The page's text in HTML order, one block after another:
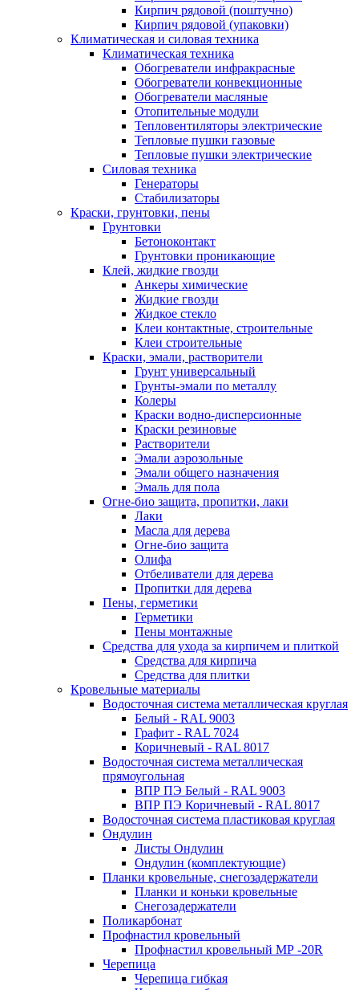
Кирпич рядовой (поштучно)
Кирпич рядовой (упаковки)
Климатическая и силовая техника
Климатическая техника
Обогреватели инфракрасные
Обогреватели конвекционные
Обогреватели масляные
Отопительные модули
Тепловентиляторы электрические
Тепловые пушки газовые
Тепловые пушки электрические
Силовая техника
Генераторы
Стабилизаторы
Краски, грунтовки, пены
Грунтовки
Бетоноконтакт
Грунтовки проникающие
Клей, жидкие гвозди
Анкеры химические
Жидкие гвозди
Жидкое стекло
Клеи контактные, строительные
Клеи строительные
Краски, эмали, растворители
Грунт универсальный
Грунты-эмали по металлу
Колеры
Краски водно-дисперсионные
Краски резиновые
Растворители
Эмали аэрозольные
Эмали общего назначения
Эмаль для пола
Огне-био защита, пропитки, лаки
Лаки
Масла для дерева
Огне-био защита
Олифа
Отбеливатели для дерева
Пропитки для дерева
Пены, герметики
Герметики
Пены монтажные
Средства для ухода за кирпичем и плиткой
Средства для кирпича
Средства для плитки
Кровельные материалы
Водосточная система металлическая круглая
Белый - RAL 9003
Графит - RAL 7024
Коричневый - RAL 8017
Водосточная система металлическая
прямоугольная
ВПР ПЭ Белый - RAL 9003
ВПР ПЭ Коричневый - RAL 8017
Водосточная система пластиковая круглая
Ондулин
Листы Ондулин
Ондулин (комплектующие)
Планки кровельные, снегозадержатели
Планки и коньки кровельные
Снегозадержатели
Поликарбонат
Профнастил кровельный
Профнастил кровельный МР -20R
Черепица
Черепица гибкая